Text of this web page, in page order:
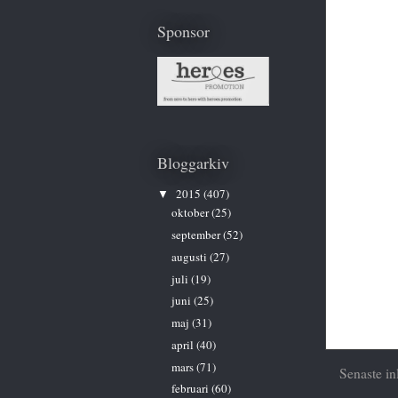
Senaste
Sponsor
Bloggarkiv
▼ 2015 (407)
oktober(25)
september(52)
augusti (27)
juli (19)
juni (25)
maj (31)
april (40)
mars(71)
februari (60)